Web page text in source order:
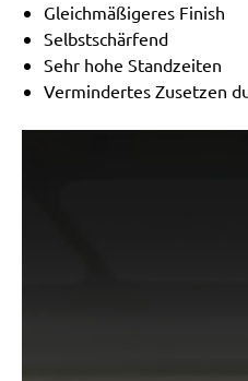
Gleichmäßigeres Finish
Selbstschärfend
Sehr hohe Standzeiten
Vermindertes Zusetzen